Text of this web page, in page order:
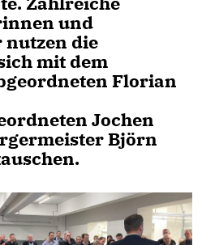
und
die
mit dem
Florian
Jochen
Björn